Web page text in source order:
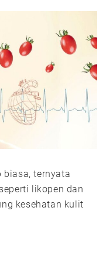
biasa, ternyata
likopen dan
kesehatan kulit